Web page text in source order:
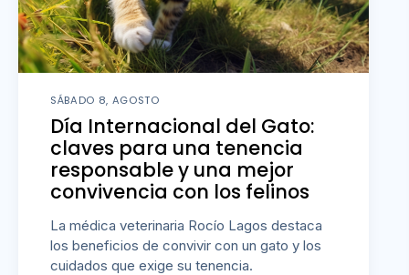
SÁBADO 8, AGOSTO
Día Internacional del Gato:
claves para una tenencia
responsable y una mejor
convivencia con los felinos
La médica veterinaria Rocío Lagos destaca
los beneficios de convivir con un gato y los
cuidados que exige su tenencia.